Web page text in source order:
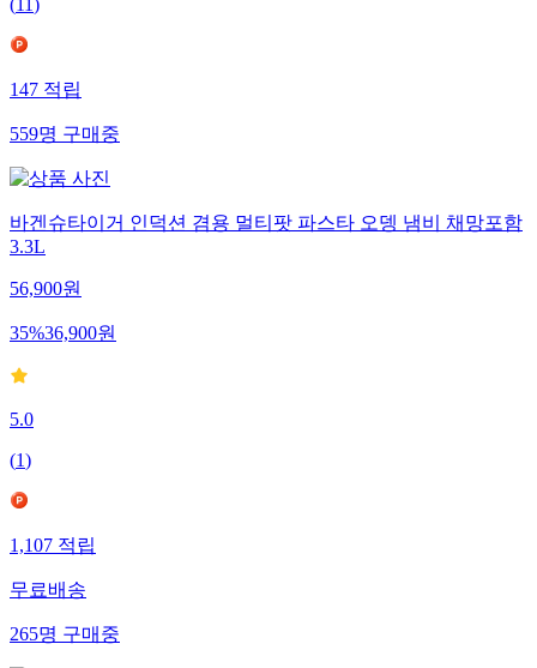
(11)
147적립
559명구매중
바겐슈타이거 인덕션 겸용 멀티팟 파스타 오뎅 냄비 채망포함
3.3L
56,900원
35%36,900원
5.0
(1)
1,107적립
무료배송
265명구매중